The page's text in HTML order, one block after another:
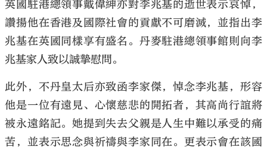
英國駐港總領事戴偉紳亦對李兆基的逝世表示哀悼，
讚揚他在香港及國際社會的貢獻不可磨滅，並指出李
兆基在英國同樣享有盛名。丹麥駐港總領事館則向李
兆基家人致以誠摯慰問。
此外，不丹皇太后亦致函李家傑，悼念李兆基，形容
他是一位有遠見、心懷慈悲的開拓者，其高尚行誼將
被永遠銘記。她提到失去父親是人生中難以承受的痛
苦，並表示思念與祈禱與李家同在。更表示會在該國